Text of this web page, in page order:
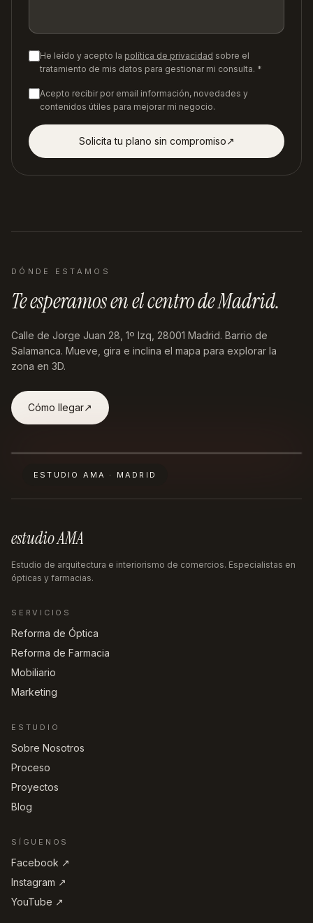
He leído y acepto la política de privacidad sobre el
tratamiento de mis datos para gestionar mi consulta. *
Acepto recibir por email información, novedades y
contenidos útiles para mejorar mi negocio.
Solicita tu plano sin compromiso↗︎
DÓNDE ESTAMOS
Te esperamos enel centro de Madrid.
Calle de Jorge Juan 28, 1º Izq, 28001 Madrid. Barrio de
Salamanca. Mueve, gira e inclina el mapa para explorar la
zona en 3D.
Cómo llegar↗︎
ESTUDIO AMA · MADRID
estudio AMA
Estudio de arquitectura e interiorismo de comercios. Especialistas en
ópticas y farmacias.
SERVICIOS
Reforma de Óptica
Reforma de Farmacia
Mobiliario
Marketing
ESTUDIO
Sobre Nosotros
Proceso
Proyectos
Blog
SÍGUENOS
Facebook ↗︎
Instagram ↗︎
YouTube ↗︎